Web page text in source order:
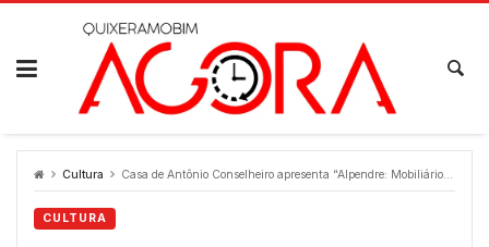
Skip
Cultura Casa de Antônio Conselheiro apresenta “Alpendre: Mobiliário Brasileiro”, exposição do designer Sebastião Dias
CULTURA